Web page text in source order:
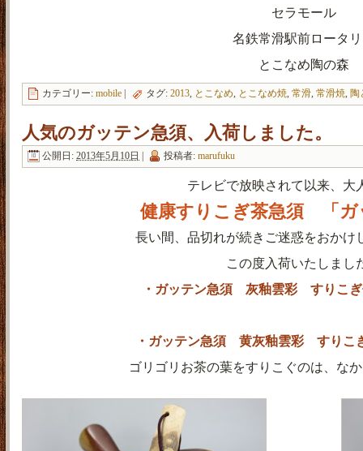
セラモール
名鉄常滑駅前ロータ
とこなめ陶の森
カテゴリー: mobile | タグ: 2013 とこなめ とこなめ焼 常滑 常滑焼 陶
人気のガッテン急須、入荷しました。
公開日: 2013年5月10日 | 投稿者: marufuku
テレビで放映されて以来、大
健康すりこぎ茶急須 「ガ
長い間、品切れが続きご迷惑をおかけ
この度入荷いたしまし
・ガッテン急須 灰釉雲彩 すりこぎ
・ガッテン急須 黄灰釉雲彩 すりこ
ゴリゴリお茶の葉をすりこぐのは、な